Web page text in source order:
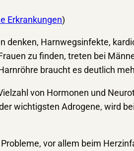
Erkrankungen)
denken, Harnwegsinfekte,
zu finden, treten bei
braucht es deutlich
von Hormonen und
wichtigsten Adrogene, wird
vor allem beim